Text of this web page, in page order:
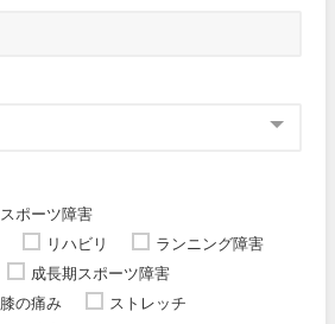
スポーツ障害
リハビリ
ランニング障害
成長期スポーツ障害
膝の痛み
ストレッチ